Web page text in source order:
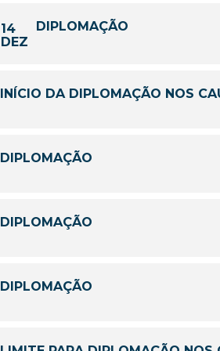
14
DEZ
DIPLOMAÇÃO
INÍCIO DA DIPLOMAÇÃO NOS
DIPLOMAÇÃO
DIPLOMAÇÃO
DIPLOMAÇÃO